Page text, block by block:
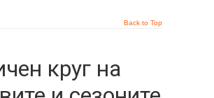
Back to Top
круг на